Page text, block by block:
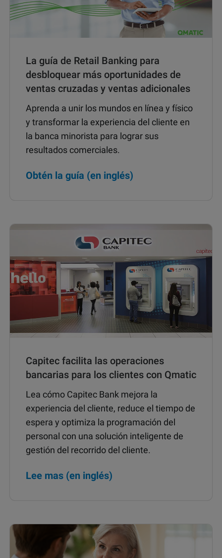
La guía de Retail Banking para
desbloquear más oportunidades de
ventas cruzadas y ventas adicionales
Aprenda a unir los mundos en línea y físico
y transformar la experiencia del cliente en
la banca minorista para lograr sus
resultados comerciales.
Obtén la guía (en inglés)
Capitec facilita las operaciones
bancarias para los clientes con Qmatic
Lea cómo Capitec Bank mejora la
experiencia del cliente, reduce el tiempo de
espera y optimiza la programación del
personal con una solución inteligente de
gestión del recorrido del cliente.
Lee mas (en inglés)